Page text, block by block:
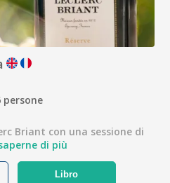
persone
Briant con una sessione di
di più
Libro